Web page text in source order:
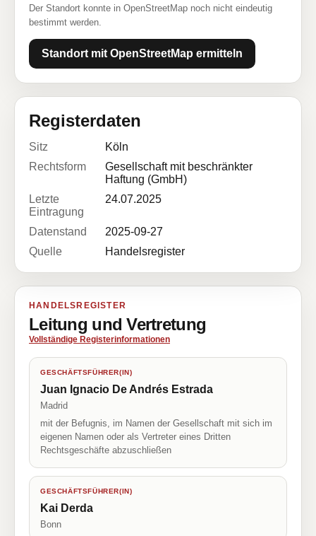
Der Standort konnte in OpenStreetMap noch nicht eindeutig
bestimmt werden.
Standort mit OpenStreetMap ermitteln
Registerdaten
Sitz
Köln
Rechtsform
Gesellschaft mit beschränkter
Haftung (GmbH)
Letzte
Eintragung
24.07.2025
Datenstand
2025-09-27
Quelle
Handelsregister
HANDELSREGISTER
Leitung und Vertretung
Vollständige Registerinformationen
GESCHÄFTSFÜHRER(IN)
Juan Ignacio De Andrés Estrada
Madrid
mit der Befugnis, im Namen der Gesellschaft mit sich im
eigenen Namen oder als Vertreter eines Dritten
Rechtsgeschäfte abzuschließen
GESCHÄFTSFÜHRER(IN)
Kai Derda
Bonn